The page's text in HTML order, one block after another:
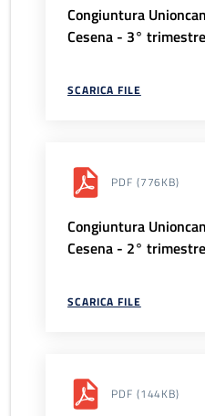
Congiuntura
Cesena - 3°
SCARICA FILE
PDF (776KB)
Congiuntura
Cesena - 2°
SCARICA FILE
PDF (144KB)